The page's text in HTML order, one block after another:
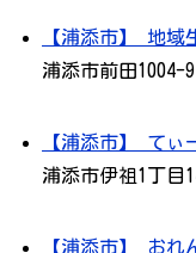
【浦添市】 地域
浦添市前田1004-9
【浦添市】 てぃ
浦添市伊祖1丁目
【浦添市】 おれ